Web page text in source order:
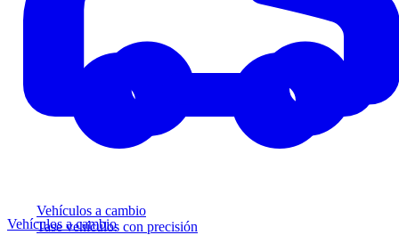
Vehículos a cambio
Tase vehículos con precisión
Vehículos a cambio